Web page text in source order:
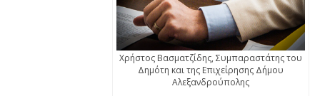
Χρήστος Βασματζίδης, Συμπαραστάτης του
Δημότη και της Επιχείρησης Δήμου
Αλεξανδρούπολης